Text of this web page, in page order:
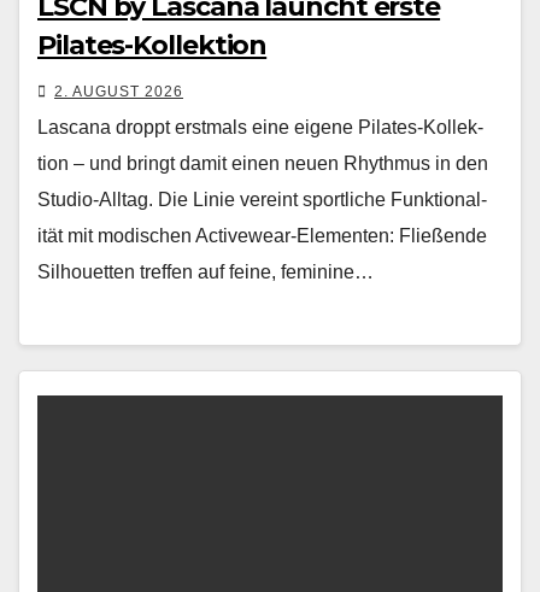
Pilates-Kollektion
2. AUGUST 2026
Las­cana droppt erst­mals eine eigene Pilates-Kollek­
tion – und bringt damit einen neuen Rhyth­mus in den
Stu­dio-All­t­ag. Die Lin­ie vere­int sportliche Funk­tion­al­
ität mit modis­chen Activewear-Ele­menten: Fließende
Sil­hou­et­ten tre­f­fen auf feine, fem­i­nine…